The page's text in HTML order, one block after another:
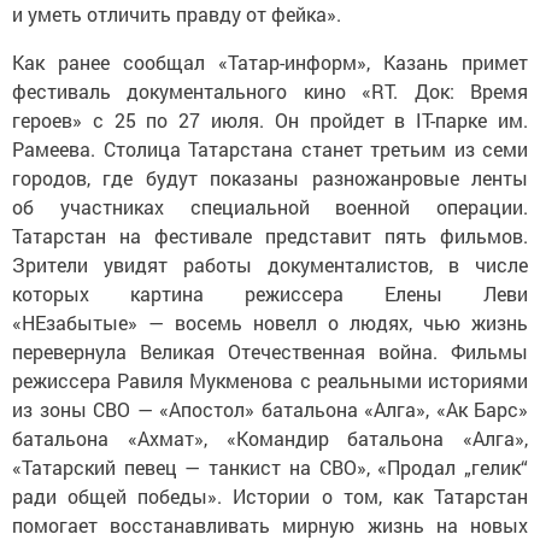
и уметь отличить правду от фейка».
Как ранее сообщал «Татар-информ», Казань примет
фестиваль документального кино «RТ. Док: Время
героев» с 25 по 27 июля. Он пройдет в IT-парке им.
Рамеева. Столица Татарстана станет третьим из семи
городов, где будут показаны разножанровые ленты
об участниках специальной военной операции.
Татарстан на фестивале представит пять фильмов.
Зрители увидят работы документалистов, в числе
которых картина режиссера Елены Леви
«НЕзабытые» — восемь новелл о людях, чью жизнь
перевернула Великая Отечественная война. Фильмы
режиссера Равиля Мукменова с реальными историями
из зоны СВО — «Апостол» батальона «Алга», «Ак Барс»
батальона «Ахмат», «Командир батальона «Алга»,
«Татарский певец — танкист на СВО», «Продал „гелик“
ради общей победы». Истории о том, как Татарстан
помогает восстанавливать мирную жизнь на новых